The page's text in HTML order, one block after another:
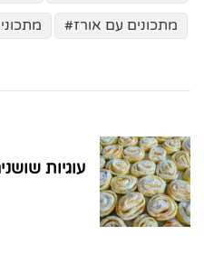
מתכונים עם אורז
בפוסטים
עוגיות